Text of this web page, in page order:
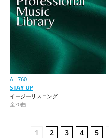
AL-760
STAY UP
イージーリスニング
全20曲
1 2 3 4 5